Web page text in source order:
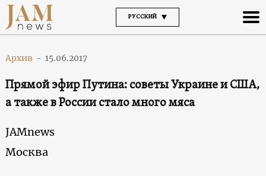
РУССКИЙ
Архив - 15.06.2017
Прямой эфир Путина: советы Украине и США,
а также в России стало много мяса
JAMnews
Москва